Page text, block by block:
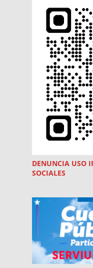
DENUNCIA USO
SOCIALES